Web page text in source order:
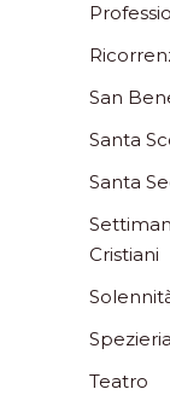
San
Santa
Santa
Cristiani
Spezieria
Teatro